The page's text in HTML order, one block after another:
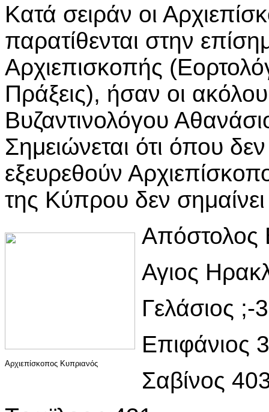
Κατά σειράν οι
παρατίθενται στην
Αρχιεπισκοπής
Πράξεις), ήσαν οι
Βυζαντινολόγου
Σημειώνεται ότι όπου
εξευρεθούν
της Κύπρου δεν
Αρχιεπίσκοπος Κυπριανός
Απόστολος
Αγιος
Γελάσιος ;-
Επιφάνιος
Σαβίνος